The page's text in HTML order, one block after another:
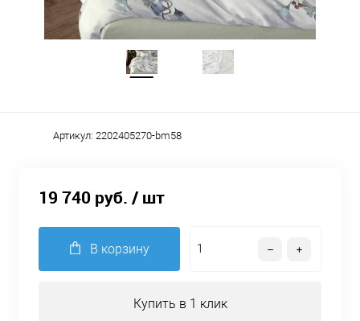
Артикул: 2202405270-bm58
19 740 руб. / шт
В корзину
Купить в 1 клик